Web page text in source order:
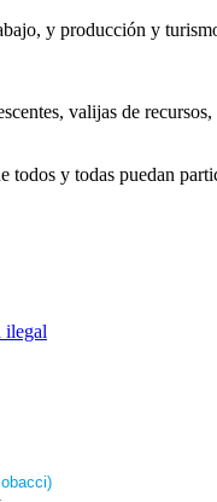
y producción y
valijas de
todos y todas puedan
ilegal